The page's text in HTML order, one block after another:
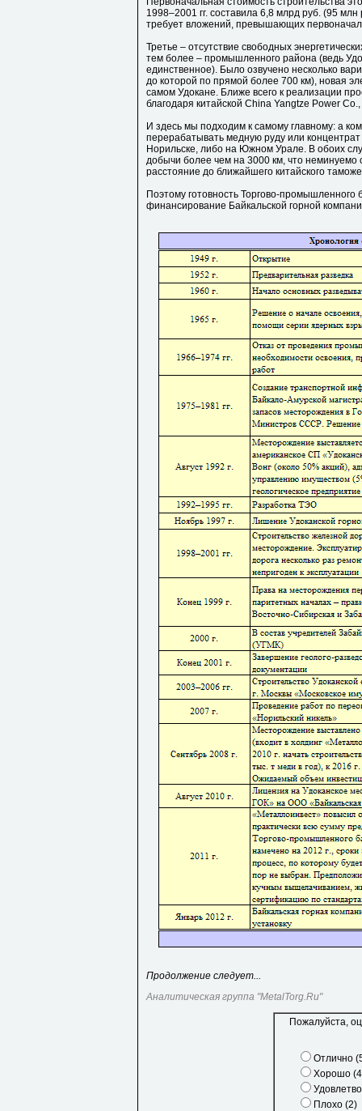
1998–2001 гг. составила 6,8 млрд руб. (95
требует вложений, превышающих
Третье – отсутствие свободных
тем более – промышленного района (ведь
единственное). Было озвучено несколько
до которой по прямой более 700 км), новая
самом Удокане. Ближе всего к реализации
благодаря китайской China Yangtze Power
И здесь мы подходим к самому главному: а
перерабатывать медную руду или
Норильске, либо на Южном Урале. В обоих
добычи более чем на 3000 км, что неминуемо
расстояние до ближайшего китайского
Поэтому готовность Торгово-промышленного
финансирование Байкальской горной
Продолжение следует...
Аналитическая группа "MetalTorg.Ru"
Пожалуйста,
Отлично
Хорошо
Плохо (2)